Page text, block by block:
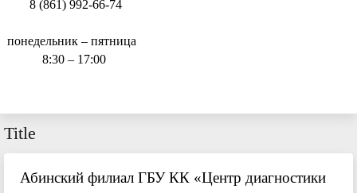
8 (861) 992-66-74
понедельник – пятница
8:30 – 17:00
Title
Абинский филиал ГБУ КК «Центр диагностики